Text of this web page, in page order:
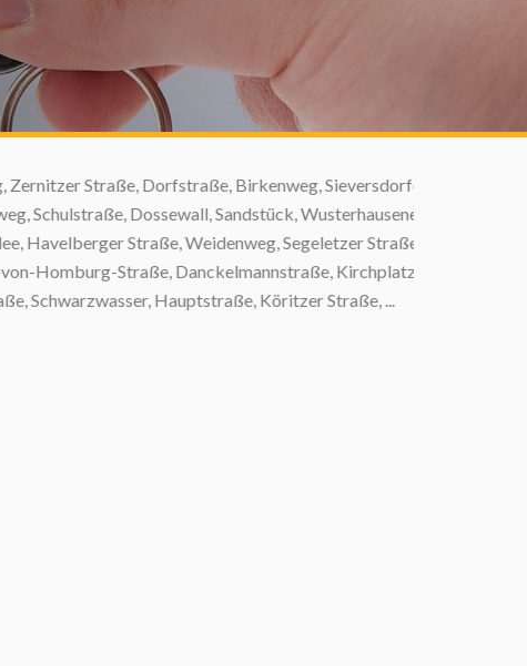
Straße, Dorfstraße, Birkenweg, Sieversdorfer
Schulstraße, Dossewall, Sandstück, Wusterhausener
Havelberger Straße, Weidenweg, Segeletzer Straße,
Homburg-Straße, Danckelmannstraße, Kirchplatz,
Schwarzwasser, Hauptstraße, Köritzer Straße, ...